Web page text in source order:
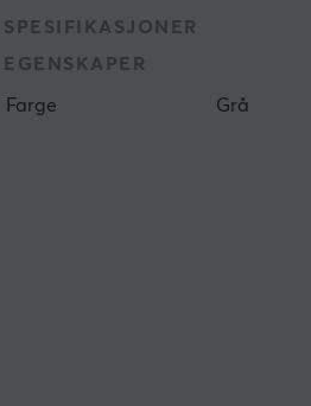
SPESIFIKASJONER
EGENSKAPER
Farge Grå